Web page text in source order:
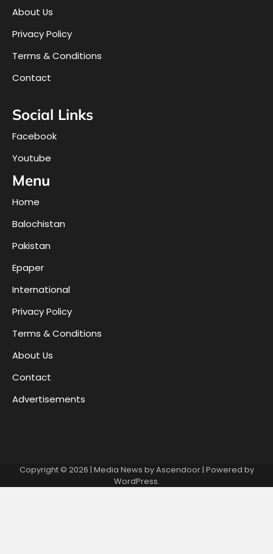
About Us
Privacy Policy
Terms & Conditions
Contact
Social Links
Facebook
Youtube
Menu
Home
Balochistan
Pakistan
Epaper
International
Privacy Policy
Terms & Conditions
About Us
Contact
Advertisements
Copyright © 2026 | Media News byAscendoor| Powered by
WordPress.